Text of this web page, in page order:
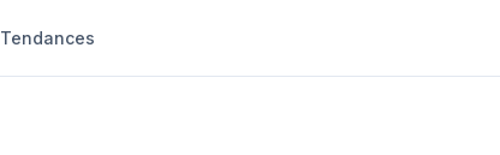
Tendances